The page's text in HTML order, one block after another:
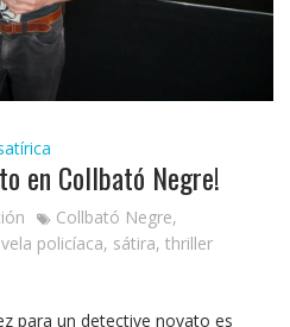
en Collbató Negre!
Collbató Negre,
policíaca, sátira, thriller
para un detective novato es